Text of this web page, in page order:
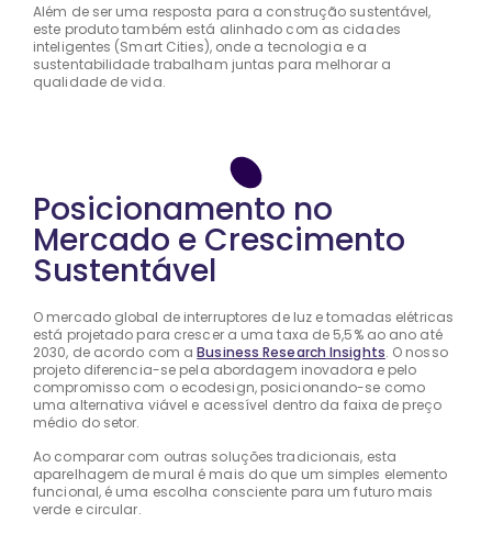
Além de ser uma resposta para a construção sustentável,
este produto também está alinhado com as cidades
inteligentes (Smart Cities), onde a tecnologia e a
sustentabilidade trabalham juntas para melhorar a
qualidade de vida.
Posicionamento no
Mercado e Crescimento
Sustentável
O mercado global de interruptores de luz e tomadas elétricas
está projetado para crescer a uma taxa de 5,5% ao ano até
2030, de acordo com aBusiness Research Insights. O nosso
projeto diferencia-se pela abordagem inovadora e pelo
compromisso com o ecodesign, posicionando-se como
uma alternativa viável e acessível dentro da faixa de preço
médio do setor.
Ao comparar com outras soluções tradicionais, esta
aparelhagem de mural é mais do que um simples elemento
funcional, é uma escolha consciente para um futuro mais
verde e circular.